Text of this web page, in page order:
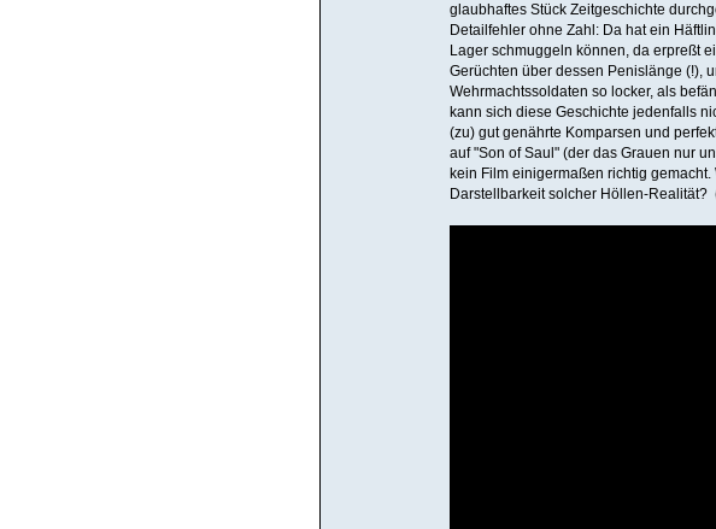
glaubhaftes Stück Zeitgeschichte
Detailfehler ohne Zahl: Da hat ein
Lager schmuggeln können, da erpreßt
Gerüchten über dessen Penislänge (!),
Wehrmachtssoldaten so locker, als
kann sich diese Geschichte jedenfalls
(zu) gut genährte Komparsen und
auf "Son of Saul" (der das Grauen nur
kein Film einigermaßen richtig
Darstellbarkeit solcher Höllen-Realität?